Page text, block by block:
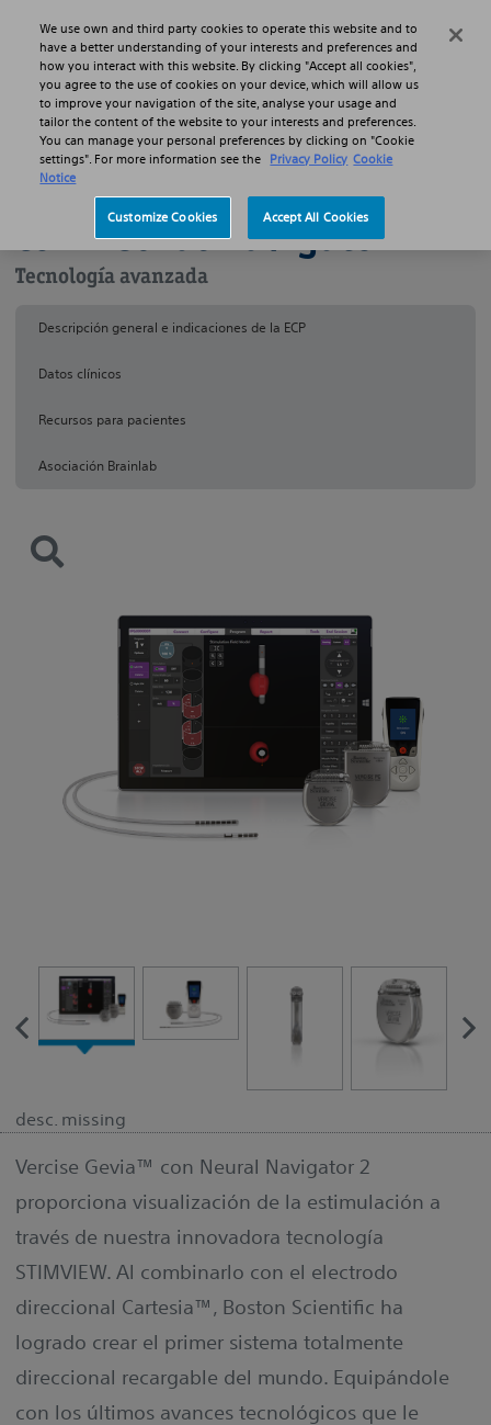
Skip to main content
Skip to search
Search Menu
Productos
Sistemas de estimulación cerebral profunda
Vercise Gevia™ con Neural Navigator
Vercise Gevia™
con Neural Navigator 2
Tecnología avanzada
Descripción general e indicaciones de la ECP
Datos clínicos
Recursos para pacientes
Asociación Brainlab
desc. missing
Vercise Gevia™ con Neural Navigator 2
proporciona visualización de la estimulación a
través de nuestra innovadora tecnología
STIMVIEW. Al combinarlo con el electrodo
direccional Cartesia™, Boston Scientific ha
logrado crear el primer sistema totalmente
direccional recargable del mundo. Equipándole
con los últimos avances tecnológicos que le
We use own and third party cookies to operate this website and to
have a better understanding of your interests and preferences and
how you interact with this website. By clicking "Accept all cookies",
you agree to the use of cookies on your device, which will allow us
to improve your navigation of the site, analyse your usage and
tailor the content of the website to your interests and preferences.
You can manage your personal preferences by clicking on "Cookie
settings". For more information see the Privacy Policy Cookie
Notice
Customize Cookies Accept All Cookies